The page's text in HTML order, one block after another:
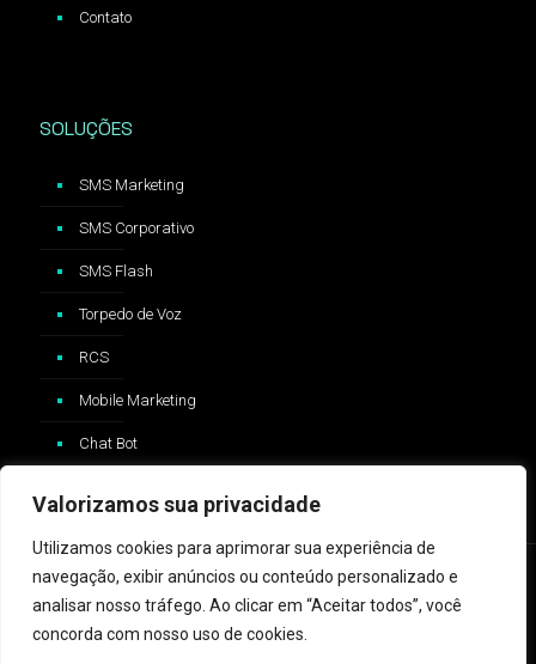
Valorizamos sua privacidade
Utilizamos cookies para aprimorar sua experiência de
navegação, exibir anúncios ou conteúdo personalizado e
analisar nosso tráfego. Ao clicar em “Aceitar todos”, você
concorda com nosso uso de cookies.
Contato
SOLUÇÕES
SMS Marketing
SMS Corporativo
SMS Flash
Torpedo de Voz
RCS
Mobile Marketing
Chat Bot